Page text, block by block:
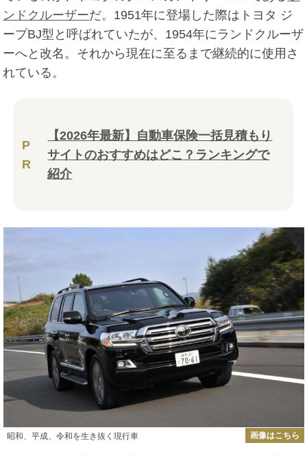
ンドクルーザーだ。1951年に登場した際はトヨタ ジ
ープBJ型と呼ばれていたが、1954年にランドクルーザ
ーへと改名。それから現在に至るまで継続的に使用さ
れている。
P
R
【2026年最新】自動車保険一括見積もり
サイトのおすすめはどこ？ランキングで
紹介
昭和、平成、令和を生き抜く現行車 画像はこちら